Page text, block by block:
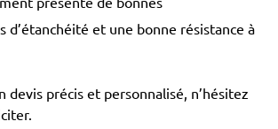
d’étanchéité et une bonne résistance à
devis précis et personnalisé, n’hésitez